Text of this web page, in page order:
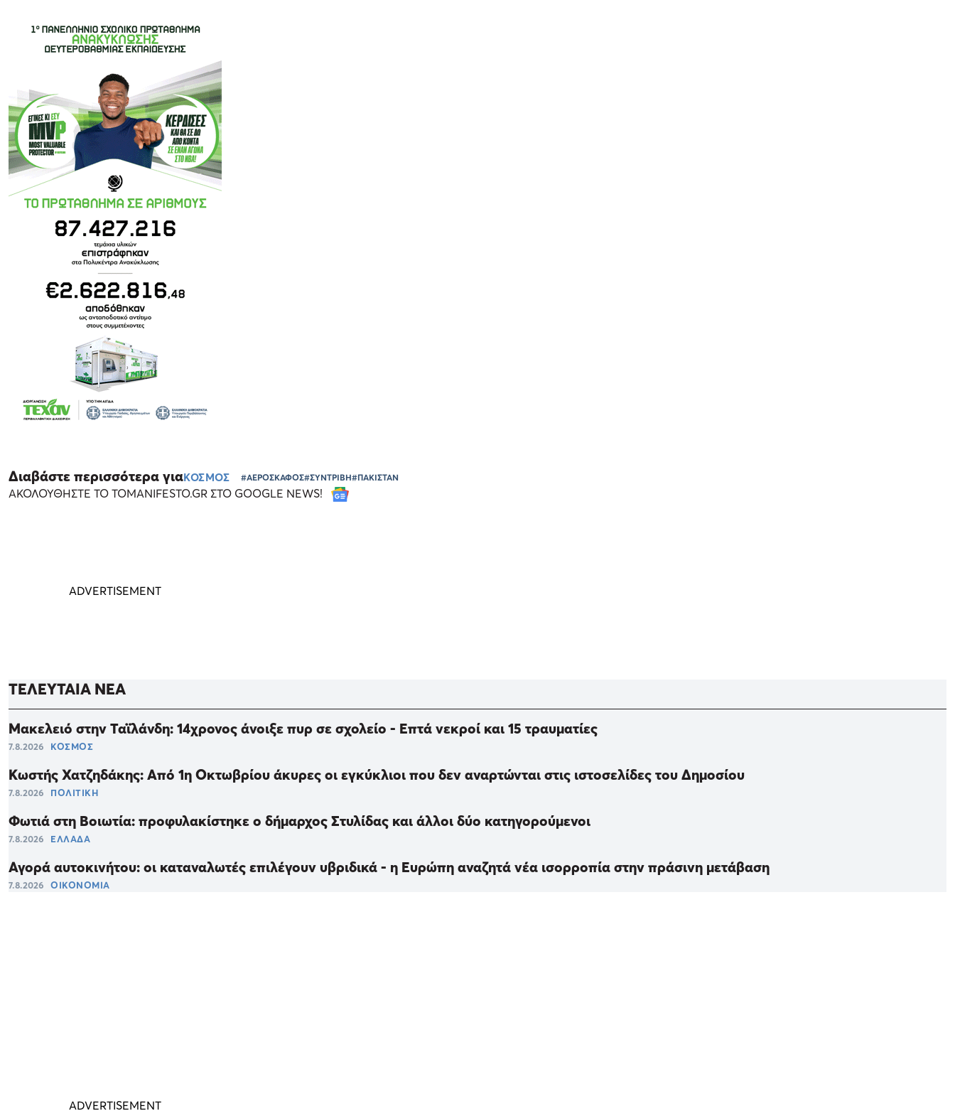
Διαβάστε περισσότερα γιαΚΟΣΜΟΣ #ΑΕΡΟΣΚΑΦΟΣ#ΣΥΝΤΡΙΒΗ#ΠΑΚΙΣΤΑΝ
ΑΚΟΛΟΥΘΗΣΤΕ ΤΟ TOMANIFESTO.GR ΣΤΟ GOOGLE NEWS!
ΤΕΛΕΥΤΑΙΑ ΝΕΑ
Μακελειό στην Ταϊλάνδη: 14χρονος άνοιξε πυρ σε σχολείο - Επτά νεκροί και 15 τραυματίες
7.8.2026 ΚΟΣΜΟΣ
Κωστής Χατζηδάκης: Από 1η Οκτωβρίου άκυρες οι εγκύκλιοι που δεν αναρτώνται στις ιστοσελίδες του Δημοσίου
7.8.2026 ΠΟΛΙΤΙΚΗ
Φωτιά στη Βοιωτία: προφυλακίστηκε ο δήμαρχος Στυλίδας και άλλοι δύο κατηγορούμενοι
7.8.2026 ΕΛΛΑΔΑ
Αγορά αυτοκινήτου: οι καταναλωτές επιλέγουν υβριδικά - η Ευρώπη αναζητά νέα ισορροπία στην πράσινη μετάβαση
7.8.2026 ΟΙΚΟΝΟΜΙΑ